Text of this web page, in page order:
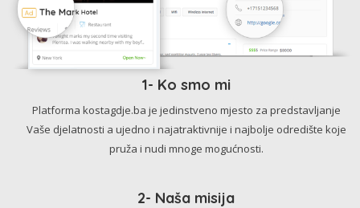
1- Ko smo mi
Platforma kostagdje.ba je jedinstveno mjesto za predstavljanje
Vaše djelatnosti a ujedno i najatraktivnije i najbolje odredište koje
pruža i nudi mnoge mogućnosti.
2- Naša misija